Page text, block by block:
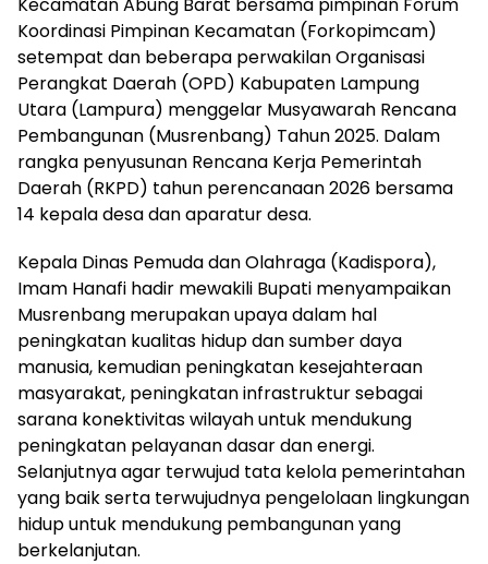
Koordinasi Pimpinan Kecamatan (Forkopimcam)
setempat dan beberapa perwakilan Organisasi
Perangkat Daerah (OPD) Kabupaten Lampung
Utara (Lampura) menggelar Musyawarah Rencana
Pembangunan (Musrenbang) Tahun 2025. Dalam
rangka penyusunan Rencana Kerja Pemerintah
Daerah (RKPD) tahun perencanaan 2026 bersama
14 kepala desa dan aparatur desa.
Kepala Dinas Pemuda dan Olahraga (Kadispora),
Imam Hanafi hadir mewakili Bupati menyampaikan
Musrenbang merupakan upaya dalam hal
peningkatan kualitas hidup dan sumber daya
manusia, kemudian peningkatan kesejahteraan
masyarakat, peningkatan infrastruktur sebagai
sarana konektivitas wilayah untuk mendukung
peningkatan pelayanan dasar dan energi.
Selanjutnya agar terwujud tata kelola pemerintahan
yang baik serta terwujudnya pengelolaan lingkungan
hidup untuk mendukung pembangunan yang
berkelanjutan.